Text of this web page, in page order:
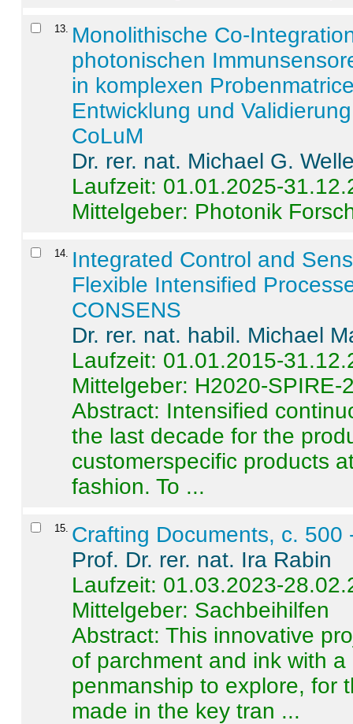
13
Monolithische Co-
photonischen
in komplexen
Entwicklung und
CoLuM
Dr. rer. nat. Michael G.
Laufzeit: 01.01.2025-
Mittelgeber: Photonik
14
Integrated Control and
Flexible Intensified
CONSENS
Dr. rer. nat. habil. Michael
Laufzeit: 01.01.2015-
Mittelgeber: H2020-SPIRE-
Abstract: Intensified
the last decade for the
customerspecific products
fashion. To ...
15 Crafting Documents, c. 500
Prof. Dr. rer. nat. Ira Rabin
Laufzeit: 01.03.2023-
Mittelgeber: Sachbeihilfen
Abstract:This innovative
of parchment and ink with
penmanship to explore, for
made in the key tran ...